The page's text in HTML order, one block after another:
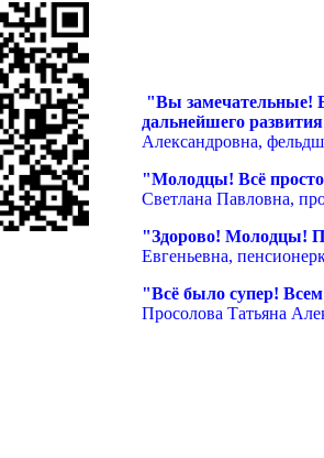
"Вы замечательные!
дальнейшего
Александровна,
"Молодцы! Всё
Светлана Павловна,
"Здорово! Молодцы!
Евгеньевна,
"Всё было супер!
Просолова Татьяна